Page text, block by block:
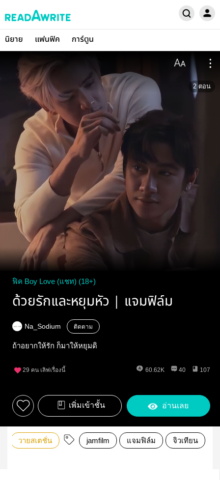
นิยาย แฟนฟิค การ์ตูน
2 ตอน
ฟิค Boy Love (แชท) (18+)
ด้วยรักและหยุมหัว | แจมฟิล์ม
Na_Sodium ติดตาม
ถ้าอยากให้รัก ก็มาให้หยุมดิ
29 คน เลิฟเรื่องนี้ 60.62K 40 107
เพิ่มเข้าชั้น อ่านเลย
วายสเตชั่น jamfilm แจมฟิล์ม จิวเทียน